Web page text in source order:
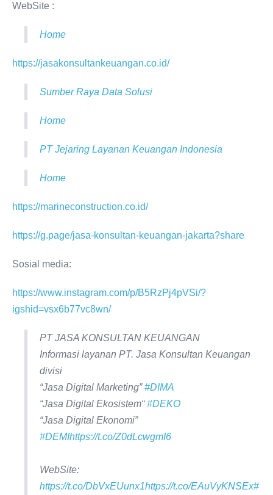
WebSite :
Home
https://jasakonsultankeuangan.co.id/
Sumber Raya Data Solusi
Home
PT Jejaring Layanan Keuangan Indonesia
Home
https://marineconstruction.co.id/
https://g.page/jasa-konsultan-keuangan-jakarta?share
Sosial media:
https://www.instagram.com/p/B5RzPj4pVSi/?
igshid=vsx6b77vc8wn/
PT JASA KONSULTAN KEUANGAN
Informasi layanan PT. Jasa Konsultan Keuangan
divisi
“Jasa Digital Marketing”#DIMA
“Jasa Digital Ekosistem“#DEKO
“Jasa Digital Ekonomi”
#DEMIhttps://t.co/Z0dLcwgmI6
WebSite:
https://t.co/DbVxEUunx1https://t.co/EAuVyKNSEx#